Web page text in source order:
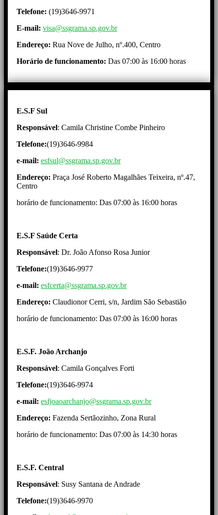
Telefone: (19)3646-9971
E-mail: visa@ssgrama.sp.gov.br
Endereço: Rua Nove de Julho, nº.400, Centro
Horário de funcionamento: Das 07:00 às 16:00 horas
E.S.F Sul
Responsável: Camila Christine Combe Pinheiro
Telefone:(19)3646-9984
e-mail: esfsul@ssgrama.sp.gov.br
Endereço: Praça José Roberto Magalhães Teixeira, nº.47,
Centro
horário de funcionamento: Das 07:00 às 16:00 horas
E.S.F Saúde Certa
Responsável: Dr. João Afonso Rosa Junior
Telefone:(19)3646-9977
e-mail: esfcerta@ssgrama.sp.gov.br
Endereço: Claudionor Cerri, s/n, Jardim São Sebastião
horário de funcionamento: Das 07:00 às 16:00 horas
E.S.F. João Archanjo
Responsável: Camila Gonçalves Forti
Telefone:(19)3646-9974
e-mail: esfjoaoarchanjo@ssgrama.sp.gov.br
Endereço: Fazenda Sertãozinho, Zona Rural
horário de funcionamento: Das 07:00 às 14:30 horas
E.S.F. Central
Responsável: Susy Santana de Andrade
Telefone:(19)3646-9970